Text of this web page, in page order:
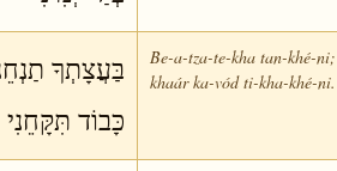
בַּעֲצָתְךָ
כָּבוֹד תִּקָּחֵנִי
Be-a-tza-te-kha tan-khé-
khaár ka-vód ti-kha-khé-ni.